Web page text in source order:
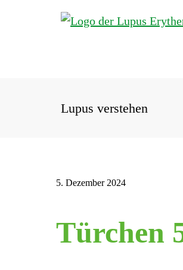
Lupus verstehen
5. Dezember 2024
Türchen